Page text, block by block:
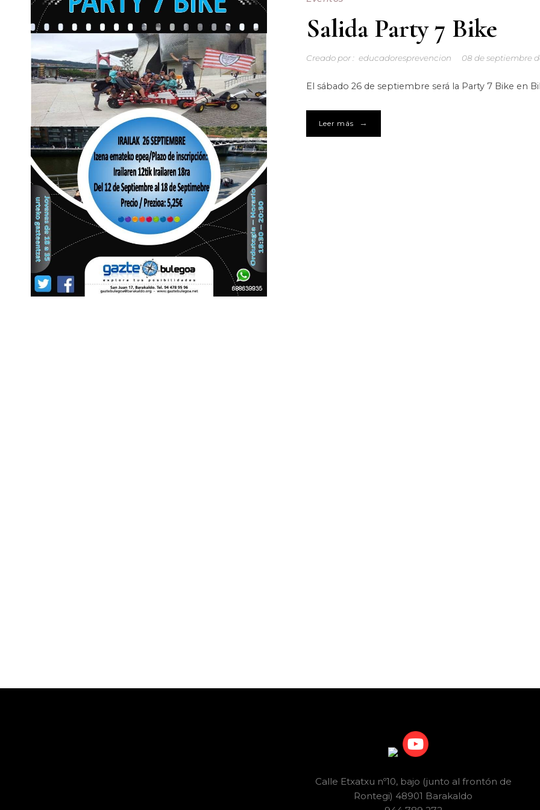
Salida Party 7 Bike
Creado por : educadoresprevencion 08 de septiembre
El sábado 26 de septiembre será la Party 7 Bike en
Leer más →
Calle Etxatxu nº10, bajo (junto al frontón de
Rontegi) 48901 Barakaldo